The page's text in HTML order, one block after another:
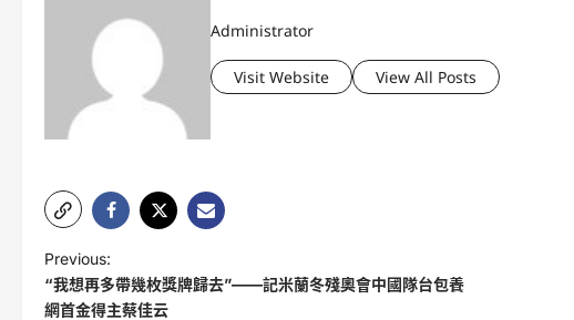
Administrator
Visit Website View All Posts
P
o
Previous:
“我想再多帶幾枚獎牌歸去”——記米蘭冬殘奧會中國隊台包養
網首金得主蔡佳云